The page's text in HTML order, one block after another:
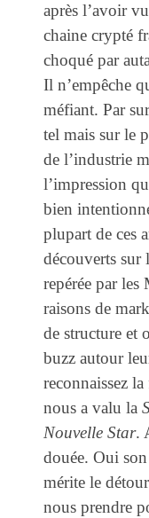
après l’avoir
chaine crypté
choqué par
Il n’empêche
méfiant. Par
tel mais sur le
de l’industrie
l’impression
bien
plupart de ces
découverts sur
repérée par
raisons de
de structure et
buzz autour
reconnaissez
nous a valu la
Nouvelle Star.
douée. Oui
mérite le
nous prendre